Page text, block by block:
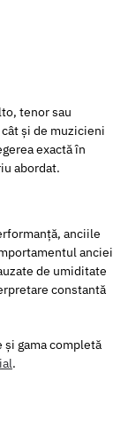
tenor sau
și de muzicieni
exactă în
abordat.
anciile
anciei
de umiditate
constantă
gama completă
.